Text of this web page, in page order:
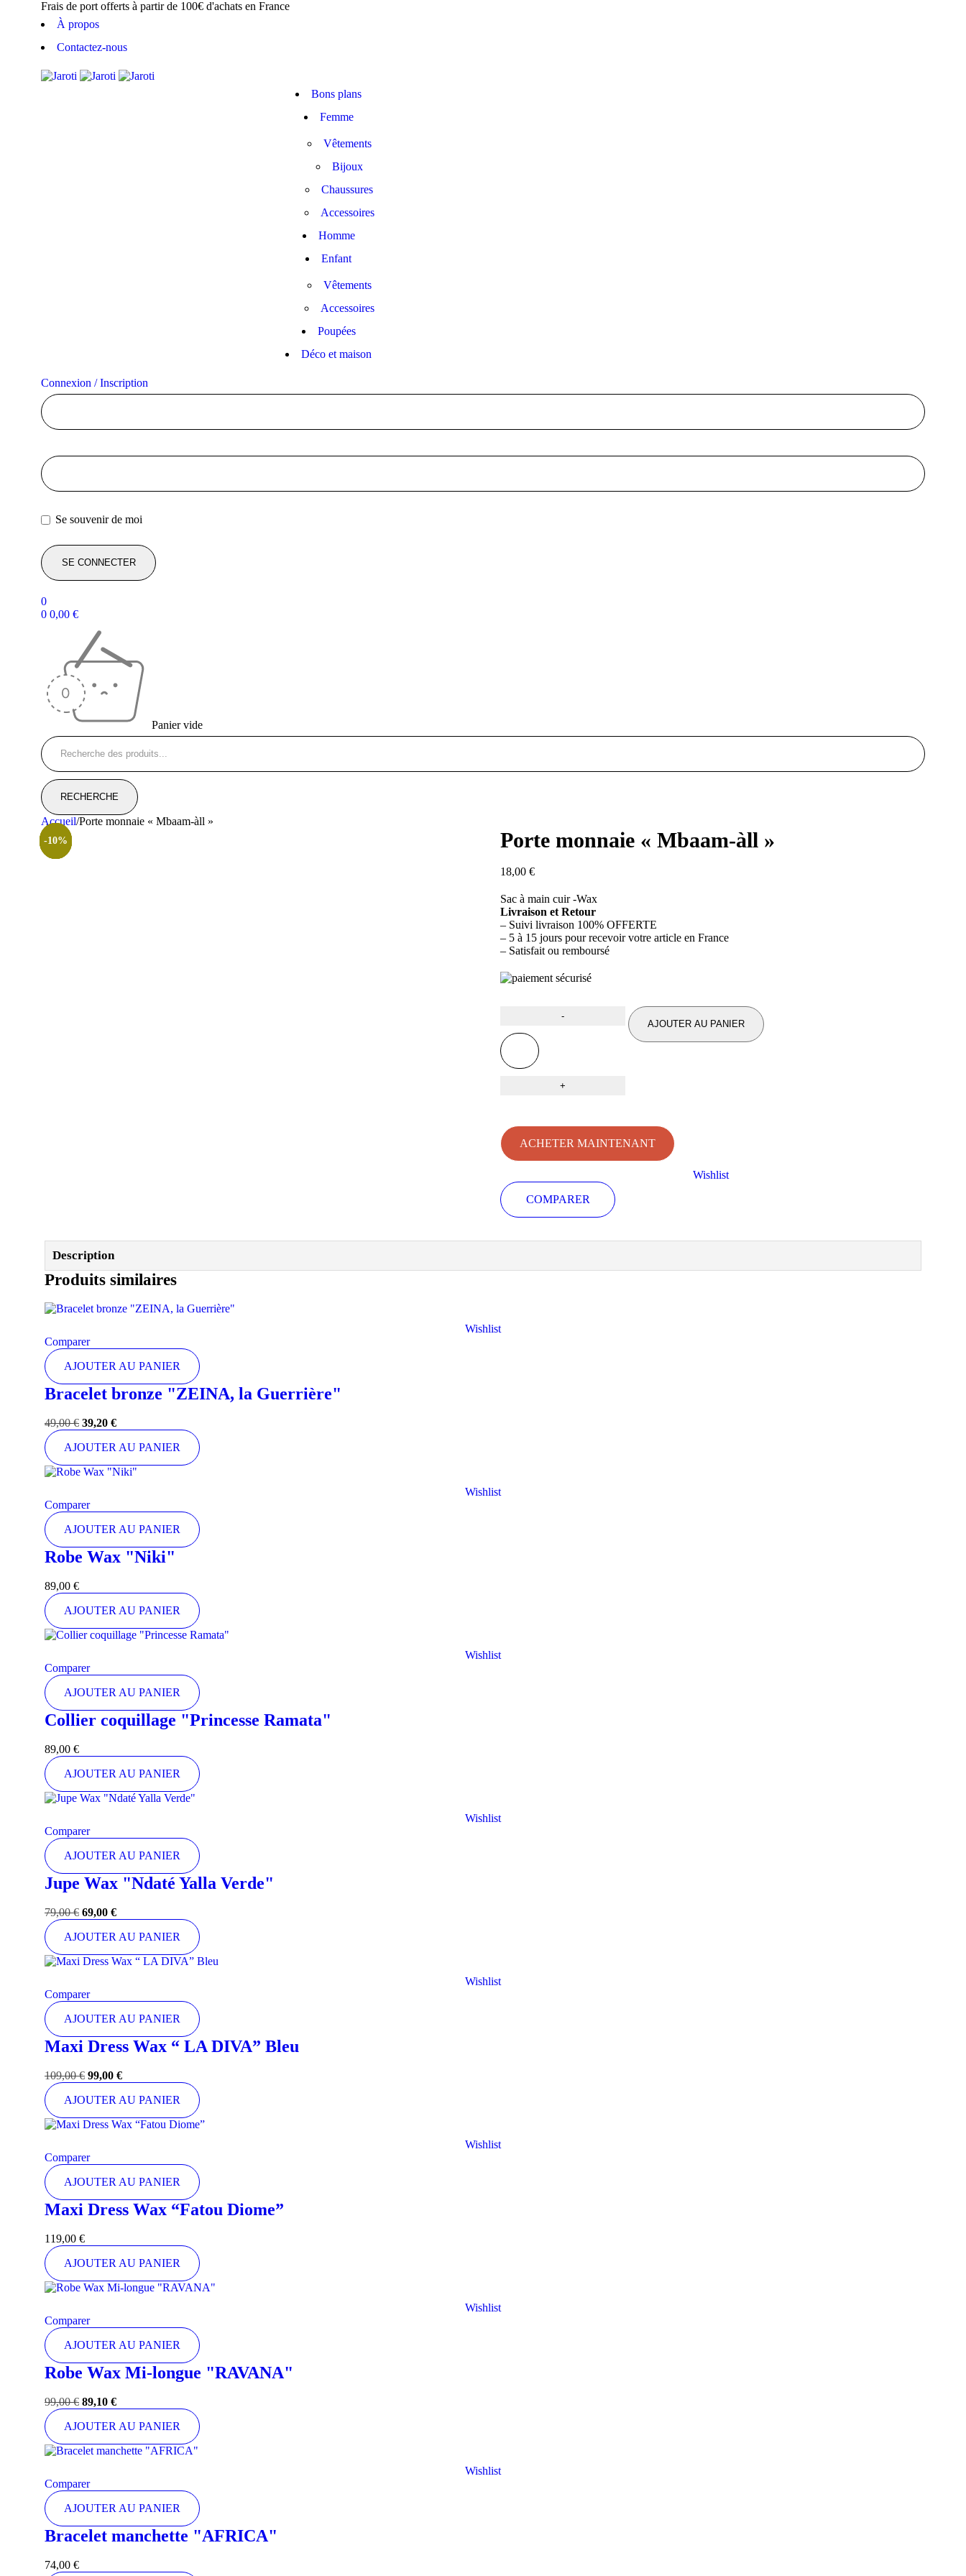
Frais de port offerts à partir de 100€ d'achats en France
À propos
Contactez-nous
Bons plans
Femme
Vêtements
Bijoux
Chaussures
Accessoires
Homme
Enfant
Vêtements
Accessoires
Poupées
Déco et maison
Connexion / Inscription
Se souvenir de moi
0
0 0,00 €
Panier vide
Accueil/Porte monnaie « Mbaam-àll »
Porte monnaie « Mbaam-àll »
18,00€
Sac à main cuir -Wax
Livraison et Retour
– Suivi livraison 100% OFFERTE
– 5 à 15 jours pour recevoir votre article en France
– Satisfait ou remboursé
AJOUTER AU PANIER
ACHETER MAINTENANT
Wishlist
COMPARER
Description
Produits similaires
-20%
Wishlist
Comparer
AJOUTER AU PANIER
Bracelet bronze "ZEINA, la Guerrière"
49,00€ 39,20 €
AJOUTER AU PANIER
Wishlist
Comparer
AJOUTER AU PANIER
Robe Wax "Niki"
89,00 €
AJOUTER AU PANIER
Wishlist
Comparer
AJOUTER AU PANIER
Collier coquillage "Princesse Ramata"
89,00 €
AJOUTER AU PANIER
-13%
Wishlist
Comparer
AJOUTER AU PANIER
Jupe Wax "Ndaté Yalla Verde"
79,00€ 69,00 €
AJOUTER AU PANIER
-9%
Wishlist
Comparer
AJOUTER AU PANIER
Maxi Dress Wax “ LA DIVA” Bleu
109,00€ 99,00 €
AJOUTER AU PANIER
Wishlist
Comparer
AJOUTER AU PANIER
Maxi Dress Wax “Fatou Diome”
119,00 €
AJOUTER AU PANIER
-10%
Wishlist
Comparer
AJOUTER AU PANIER
Robe Wax Mi-longue "RAVANA"
99,00€ 89,10 €
AJOUTER AU PANIER
Wishlist
Comparer
AJOUTER AU PANIER
Bracelet manchette "AFRICA"
74,00 €
-10%